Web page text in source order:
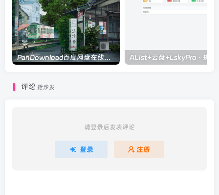
PanDownload百度网盘在线解析
评论 抢沙发
请登录后发表评论
登录 注册